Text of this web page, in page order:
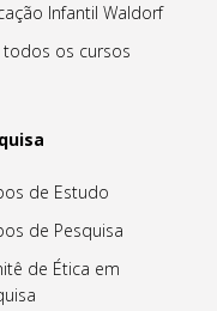
Infantil Waldorf
todos os cursos
de Estudo
de Pesquisa
de Ética em